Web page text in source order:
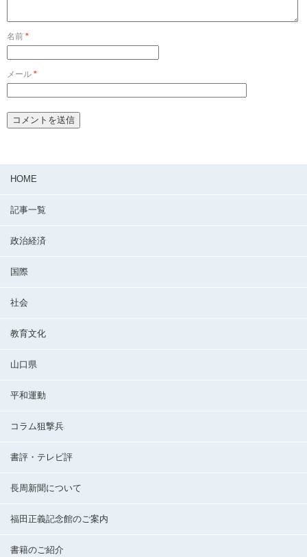
名前 *
メール *
HOME
記事一覧
政治経済
国際
社会
教育文化
山口県
平和運動
コラム狙撃兵
書評・テレビ評
長周新聞について
福田正義記念館のご案内
書籍のご紹介